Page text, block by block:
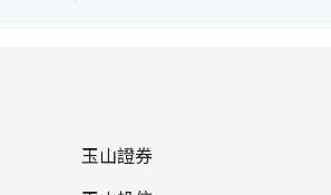
玉山證券